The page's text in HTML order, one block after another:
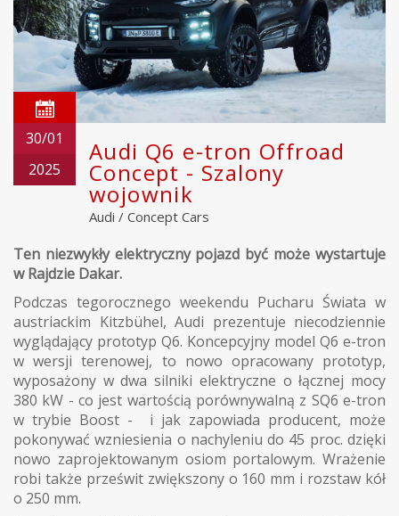
30/01
2025
Audi Q6 e-tron Offroad
Concept - Szalony
wojownik
Audi / Concept Cars
Ten niezwykły elektryczny pojazd być może wystartuje
w Rajdzie Dakar.
Podczas tegorocznego weekendu Pucharu Świata w
austriackim Kitzbühel, Audi prezentuje niecodziennie
wyglądający prototyp Q6. Koncepcyjny model Q6 e-tron
w wersji terenowej, to nowo opracowany prototyp,
wyposażony w dwa silniki elektryczne o łącznej mocy
380 kW - co jest wartością porównywalną z SQ6 e-tron
w trybie Boost - i jak zapowiada producent, może
pokonywać wzniesienia o nachyleniu do 45 proc. dzięki
nowo zaprojektowanym osiom portalowym. Wrażenie
robi także prześwit zwiększony o 160 mm i rozstaw kół
o 250 mm.